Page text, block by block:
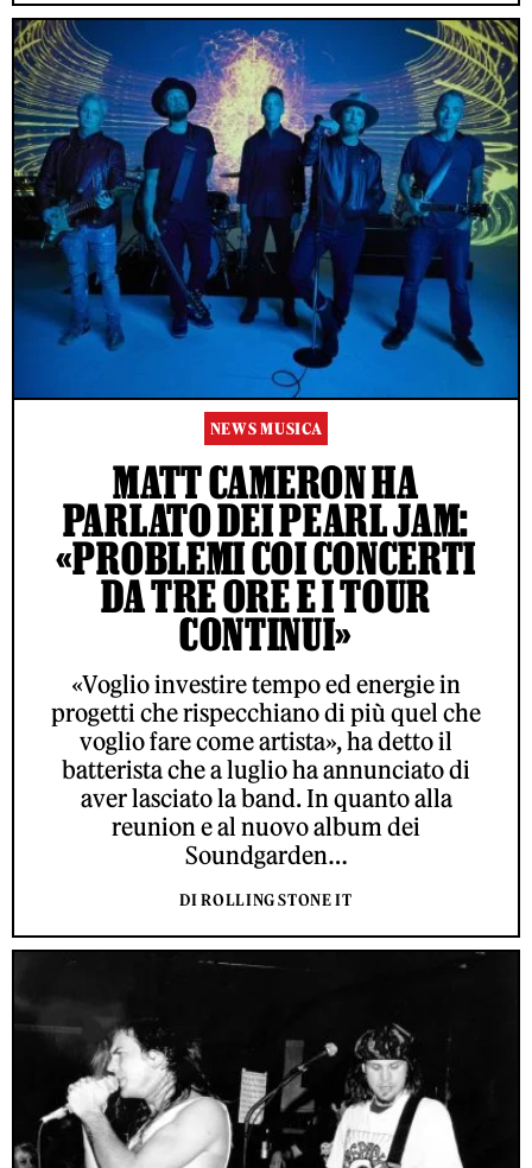
NEWS MUSICA
MATT CAMERON HA
PARLATO DEI PEARL JAM:
«PROBLEMI COI CONCERTI
DA TRE ORE E I TOUR
CONTINUI»
«Voglio investire tempo ed energie in
progetti che rispecchiano di più quel che
voglio fare come artista», ha detto il
batterista che a luglio ha annunciato di
aver lasciato la band. In quanto alla
reunion e al nuovo album dei
Soundgarden…
DI ROLLING STONE IT